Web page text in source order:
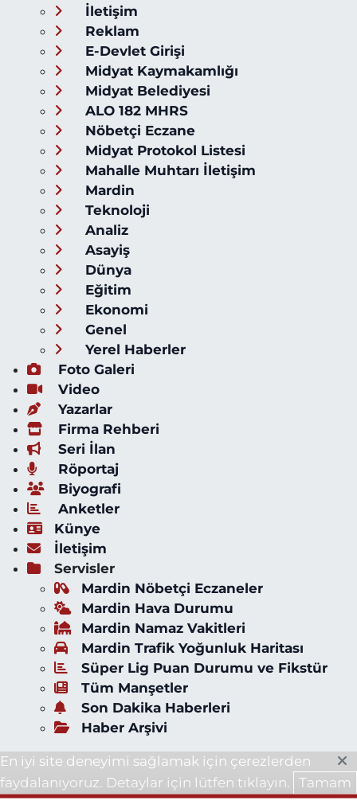
İletişim
Reklam
E-Devlet Girişi
Midyat Kaymakamlığı
Midyat Belediyesi
ALO 182 MHRS
Nöbetçi Eczane
Midyat Protokol Listesi
Mahalle Muhtarı İletişim
Mardin
Teknoloji
Analiz
Asayiş
Dünya
Eğitim
Ekonomi
Genel
Yerel Haberler
Foto Galeri
Video
Yazarlar
Firma Rehberi
Seri İlan
Röportaj
Biyografi
Anketler
Künye
İletişim
Servisler
Mardin Nöbetçi Eczaneler
Mardin Hava Durumu
Mardin Namaz Vakitleri
Mardin Trafik Yoğunluk Haritası
Süper Lig Puan Durumu ve Fikstür
Tüm Manşetler
Son Dakika Haberleri
Haber Arşivi
En iyi site deneyimi sağlamak için çerezlerden
faydalanıyoruz. Detaylar için lütfen tıklayın.
Tamam